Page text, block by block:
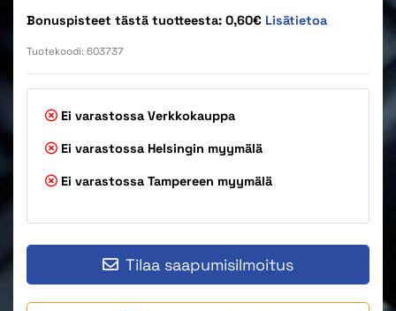
Bonuspisteet tästä tuotteesta: 0,60€ Lisätietoa
Tuotekoodi: 603737
Ei varastossa Verkkokauppa
Ei varastossa Helsingin myymälä
Ei varastossa Tampereen myymälä
Tilaa saapumisilmoitus